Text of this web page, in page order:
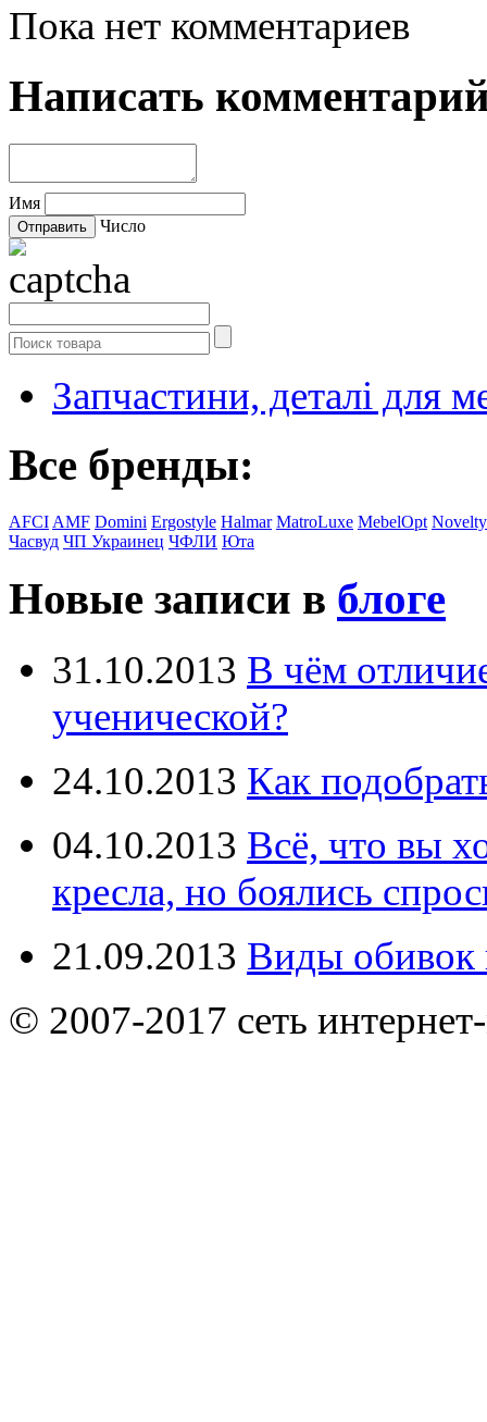
Пока нет комментариев
Написать
Имя
Число
Запчастини, деталі для
Все бренды:
AFCI AMF Domini Ergostyle Halmar MatroLuxe MebelOpt Novelty
Часвуд ЧП Украинец ЧФЛИ Юта
Новые записи в блоге
31.10.2013 В чём
ученической?
24.10.2013 Как
04.10.2013 Всё, что вы
кресла, но боялись
21.09.2013 Виды обивок
© 2007-2017 сеть